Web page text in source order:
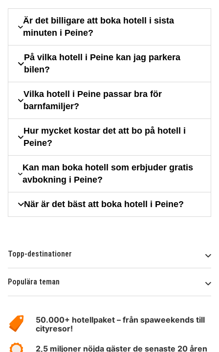
Är det billigare att boka hotell i sista
minuten i Peine?
På vilka hotell i Peine kan jag parkera
bilen?
Vilka hotell i Peine passar bra för
barnfamiljer?
Hur mycket kostar det att bo på hotell i
Peine?
Kan man boka hotell som erbjuder gratis
avbokning i Peine?
När är det bäst att boka hotell i Peine?
Topp-destinationer
Populära teman
HotelSpecials50.000+ hotellpaket – från spaweekends till
cityresor!
2,5 miljoner nöjda gäster de senaste 20 åren